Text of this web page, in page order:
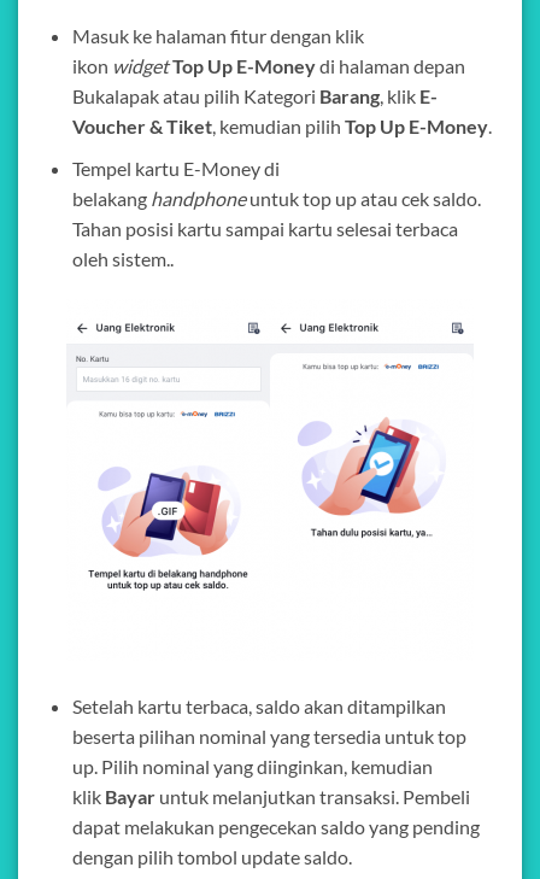
Masuk ke halaman fitur dengan klik
ikon widgetTop Up E-Moneydi halaman depan
Bukalapak atau pilih Kategori Barang, klik E-
Voucher & Tiket, kemudian pilih Top Up E-Money.
Tempel kartu E-Money di
belakang handphoneuntuk top up atau cek saldo.
Tahan posisi kartu sampai kartu selesai terbaca
oleh sistem..
Setelah kartu terbaca, saldo akan ditampilkan
beserta pilihan nominal yang tersedia untuk top
up. Pilih nominal yang diinginkan, kemudian
klik Bayaruntuk melanjutkan transaksi. Pembeli
dapat melakukan pengecekan saldo yang pending
dengan pilih tombol update saldo.